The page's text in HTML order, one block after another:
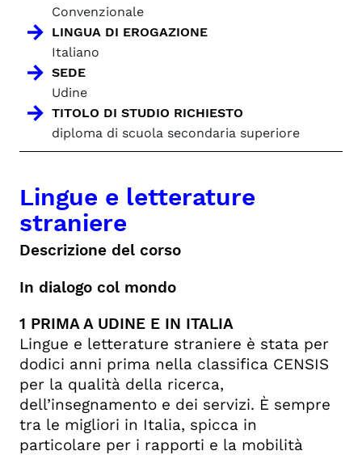
Convenzionale
LINGUA DI EROGAZIONE
Italiano
SEDE
Udine
TITOLO DI STUDIO RICHIESTO
diploma di scuola secondaria superiore
Lingue e letterature
straniere
Descrizione del corso
In dialogo col mondo
1 PRIMA A UDINE E IN ITALIA
Lingue e letterature straniere è stata per
dodici anni prima nella classifica CENSIS
per la qualità della ricerca,
dell’insegnamento e dei servizi. È sempre
tra le migliori in Italia, spicca in
particolare per i rapporti e la mobilità